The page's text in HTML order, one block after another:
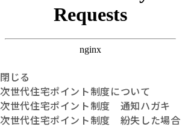
閉じる
次世代住宅ポイント制度について
次世代住宅ポイント制度 通知ハガキ
次世代住宅ポイント制度 紛失した場合